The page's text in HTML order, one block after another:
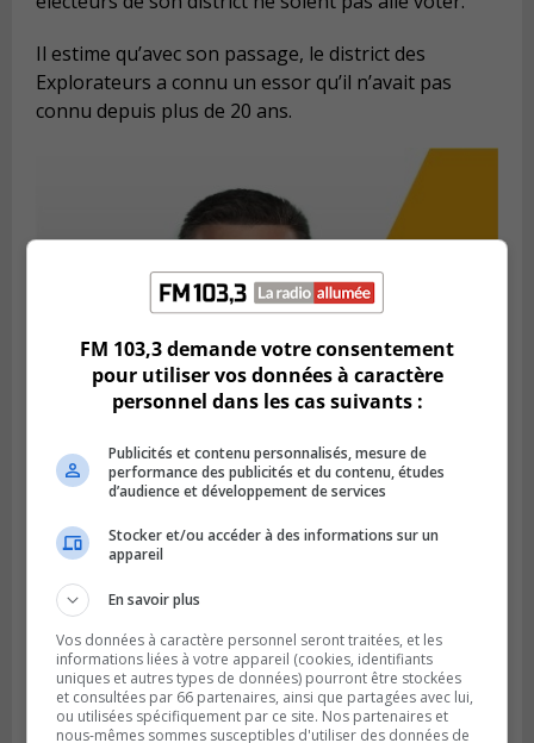
Il estime qu’avec son passage, le district des
Explorateurs a connu un essor qu’il n’avait pas
connu depuis plus de 20 ans.
Le conseiller Michel Lanctôt salut aussi ses
électeurs des 12 dernières années et dit qu’il les a
servi avec plaisir.
FM 103,3 demande votre consentement
pour utiliser vos données à caractère
personnel dans les cas suivants :
Publicités et contenu personnalisés, mesure de
performance des publicités et du contenu, études
d’audience et développement de services
Stocker et/ou accéder à des informations sur un
appareil
En savoir plus
Vos données à caractère personnel seront traitées, et les
informations liées à votre appareil (cookies, identifiants
uniques et autres types de données) pourront être stockées
et consultées par 66 partenaires, ainsi que partagées avec lui,
ou utilisées spécifiquement par ce site. Nos partenaires et
nous-mêmes sommes susceptibles d'utiliser des données de